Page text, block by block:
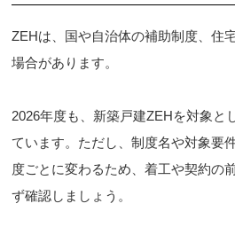
ZEHは、国や自治体の補助制度、住
場合があります。
2026年度も、新築戸建ZEHを対象と
ています。ただし、制度名や対象要
度ごとに変わるため、着工や契約の
ず確認しましょう。